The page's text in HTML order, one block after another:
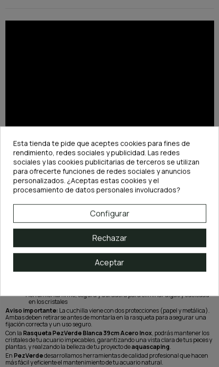
Incluye una cuchilla lista para usar desde el primer día
·
Herramienta firme, segura y duradera para eliminar algas y suciedad
en los cristales
Aviso importante: La cuchilla viene con dos protecciones (papel y metálica).
Ambas deben retirarse antes de montarla en la rasqueta para asegurar una
fijación correcta y un uso seguro.
Con la Rasqueta PezVerde Blanca 39cm Acero Inox, podrás mantener los
cristales de tu acuario impecables, garantizando una vista clara de tus peces y
plantas, y realzando la belleza de tu proyecto deaquascaping.
En PezVerdedesarrollamos herramientas de calidad profesional que hacen
más fácil y eficiente el mantenimiento de tu acuario natural.
Esta tienda te pide que aceptes cookies para fines de
rendimiento, redes sociales y publicidad. Las redes
sociales y las cookies publicitarias de terceros se utilizan
para ofrecerte funciones de redes sociales y anuncios
personalizados. ¿Aceptas estas cookies y el
procesamiento de datos personales involucrados?
Configurar
Rechazar
Aceptar